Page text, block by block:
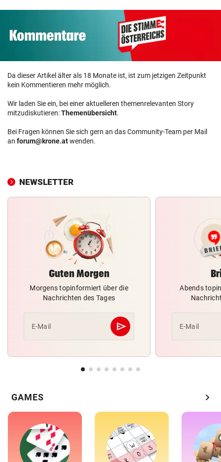
Da dieser Artikel älter als 18 Monate ist, ist zum jetzigen Zeitpunkt
kein Kommentieren mehr möglich.
Wir laden Sie ein, bei einer aktuelleren themenrelevanten Story
mitzudiskutieren:Themenübersicht.
Bei Fragen können Sie sich gern an das Community-Team per Mail
an forum@krone.atwenden.
NEWSLETTER
Guten Morgen
Morgens topinformiert über die
Nachrichten des Tages
E-Mail send
Abschicken
Abends
E-Mail
GAMES chevron_right